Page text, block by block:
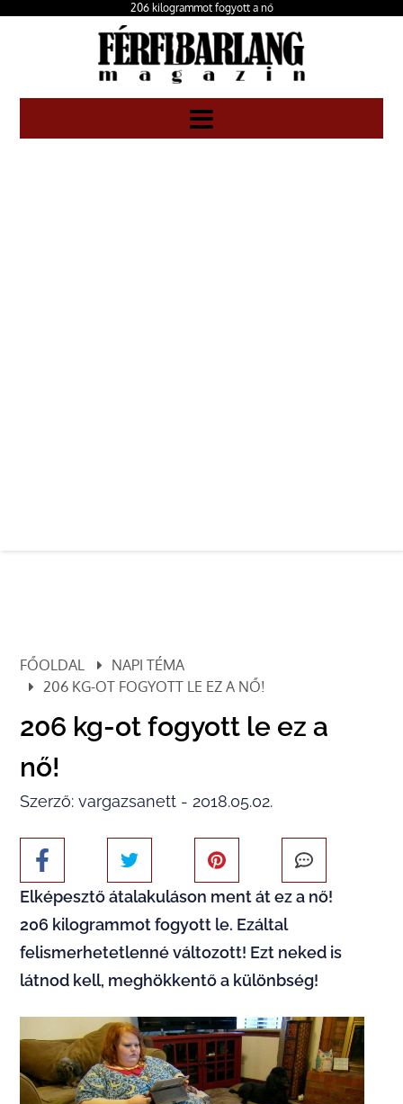
206 kilogrammot fogyott a nő
FŐOLDAL
NAPI TÉMA
206 KG-OT FOGYOTT LE EZ A NŐ!
206 kg-ot fogyott le ez a
nő!
Szerző: vargazsanett - 2018.05.02.
Elképesztő átalakuláson ment át ez a nő!
206 kilogrammot fogyott le. Ezáltal
felismerhetetlenné változott! Ezt neked is
látnod kell, meghökkentő a különbség!